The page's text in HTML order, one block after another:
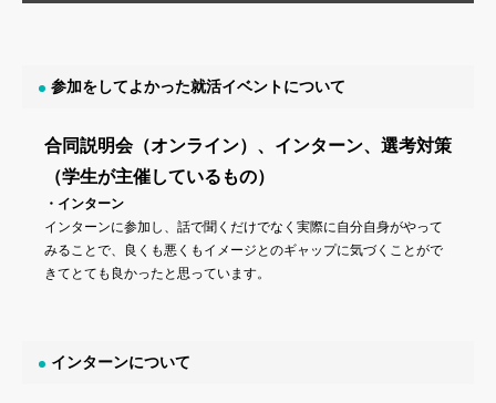
参加をしてよかった就活イベントについて
合同説明会（オンライン）、インターン、選考対策
（学生が主催しているもの）
・インターン
インターンに参加し、話で聞くだけでなく実際に自分自身がやって
みることで、良くも悪くもイメージとのギャップに気づくことがで
きてとても良かったと思っています。
インターンについて